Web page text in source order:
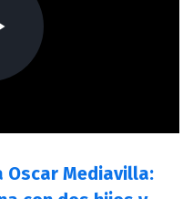
Oscar Mediavilla: